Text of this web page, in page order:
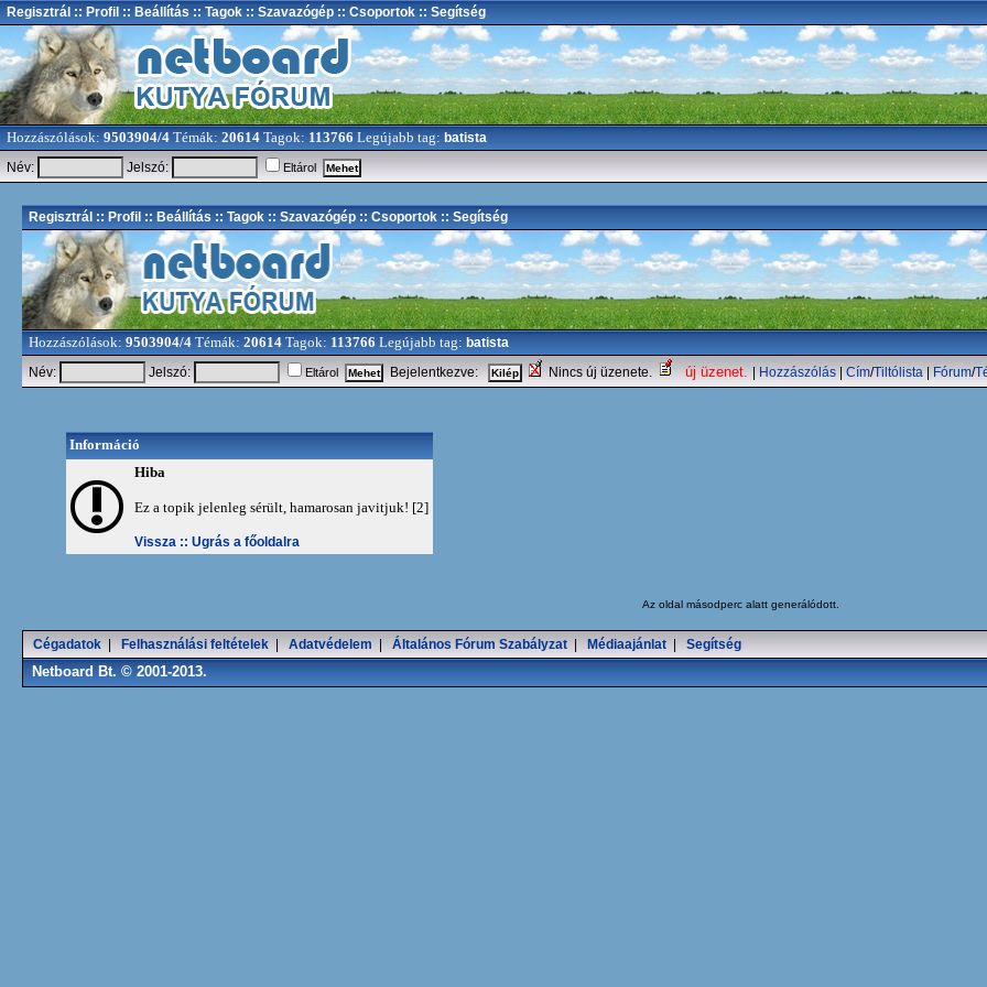
Regisztrál :: Profil :: Beállítás :: Tagok :: Szavazógép :: Csoportok :: Segítség
Hozzászólások: 9503904/4 Témák: 20614 Tagok: 113766 Legújabb tag: batista
Név: Jelszó: Eltárol
Regisztrál :: Profil :: Beállítás :: Tagok :: Szavazógép :: Csoportok :: Segítség
Hozzászólások: 9503904/4 Témák: 20614 Tagok: 113766 Legújabb tag: batista
Név: Jelszó: Eltárol Bejelentkezve: Nincs új üzenete. új üzenet. Hozzászólás Cím/Tiltólista Fórum/
Információ
Hiba
Ez a topik jelenleg sérült, hamarosan javitjuk! [2]
Vissza :: Ugrás a főoldalra
Az oldal másodperc alatt generálódott.
Cégadatok Felhasználási feltételek Adatvédelem Általános Fórum Szabályzat Médiaajánlat Segítség
Netboard Bt. © 2001-2013.